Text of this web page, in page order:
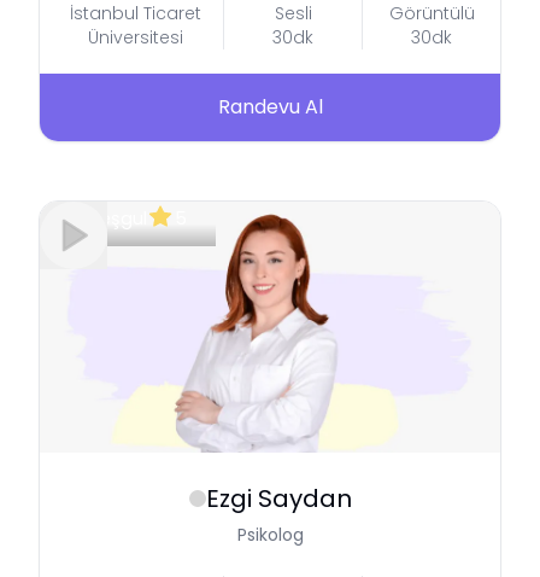
İstanbul Ticaret
Üniversitesi
Sesli
30dk
Görüntülü
30dk
Randevu Al
Ezgi Saydan
Psikolog